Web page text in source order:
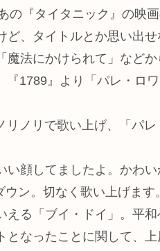
の『タイタニック』の映
、タイトルとか思い出せ
魔法にかけられて」など
1789』より「パレ・ロ
リノリで歌い上げ、「パ
い顔してましたよ。かわ
ン。切なく歌い上げます。
る「ブイ・ドイ」。平
なったことに関して、